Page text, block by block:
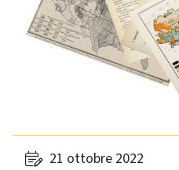
21 ottobre 2022